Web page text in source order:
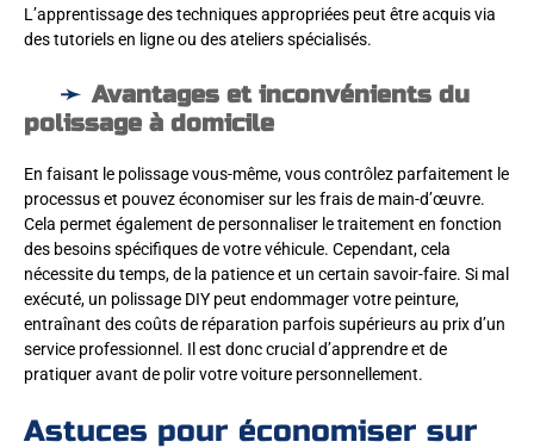
L’apprentissage des techniques appropriées peut être acquis via
des tutoriels en ligne ou des ateliers spécialisés.
Avantages et inconvénients du
polissage à domicile
En faisant le polissage vous-même, vous contrôlez parfaitement le
processus et pouvez économiser sur les frais de main-d’œuvre.
Cela permet également de personnaliser le traitement en fonction
des besoins spécifiques de votre véhicule. Cependant, cela
nécessite du temps, de la patience et un certain savoir-faire. Si mal
exécuté, un polissage DIY peut endommager votre peinture,
entraînant des coûts de réparation parfois supérieurs au prix d’un
service professionnel. Il est donc crucial d’apprendre et de
pratiquer avant de polir votre voiture personnellement.
Astuces pour économiser sur